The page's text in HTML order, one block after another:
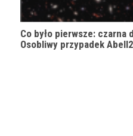
Co było pierwsze: czarna
Osobliwy przypadek